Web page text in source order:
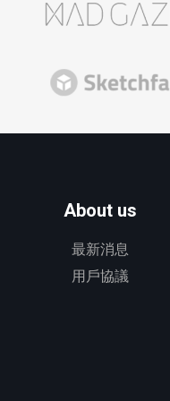
About us
最新消息
用戶協議